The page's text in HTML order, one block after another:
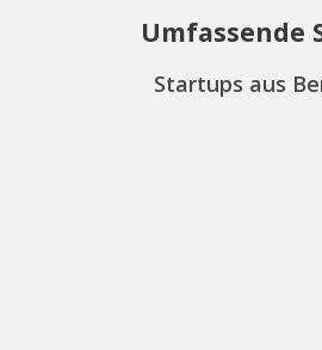
Umfassende
Startups aus